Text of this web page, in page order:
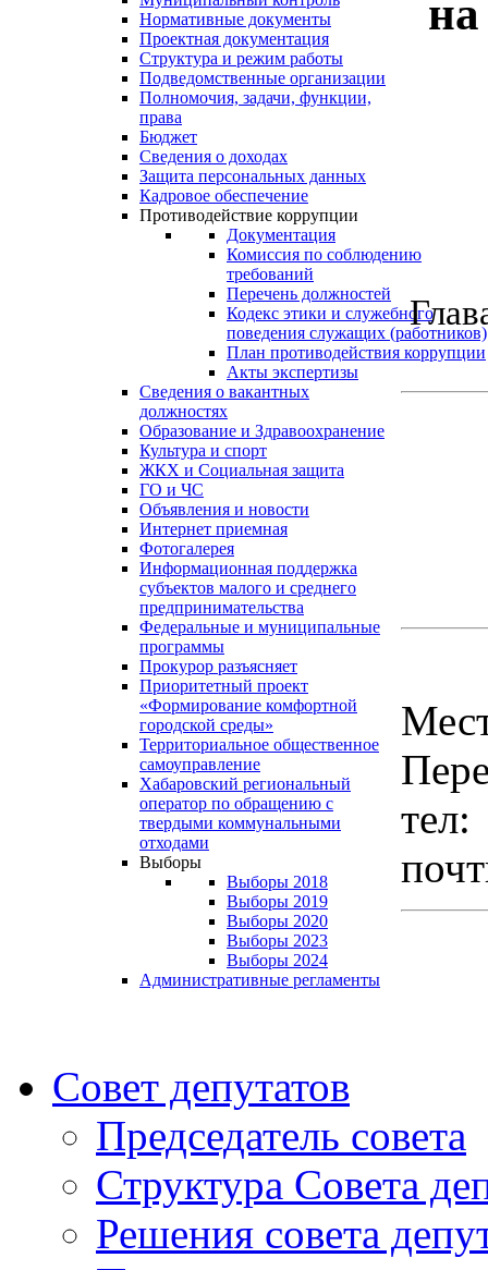
Нормативные документы
Проектная документация
Структура и режим работы
Подведомственные организации
Полномочия, задачи, функции,
права
Бюджет
Сведения о доходах
Защита персональных данных
Кадровое обеспечение
Противодействие коррупции
Документация
Комиссия по соблюдению
требований
Перечень должностей
Кодекс этики и служебного
поведения служащих (работников)
План противодействия коррупции
Акты экспертизы
Сведения о вакантных
должностях
Образование и Здравоохранение
Культура и спорт
ЖКХ и Социальная защита
ГО и ЧС
Объявления и новости
Интернет приемная
Фотогалерея
Информационная поддержка
субъектов малого и среднего
предпринимательства
Федеральные и муниципальные
программы
Прокурор разъясняет
Приоритетный проект
«Формирование комфортной
городской среды»
Территориальное общественное
самоуправление
Хабаровский региональный
оператор по обращению с
твердыми коммунальными
отходами
Выборы
Выборы 2018
Выборы 2019
Выборы 2020
Выборы 2023
Выборы 2024
Административные регламенты
Совет депутатов
Председатель совета
Структура Совета
Решения совета